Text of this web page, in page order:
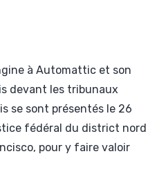
à Automattic et son
devant les tribunaux
se sont présentés le 26
fédéral du district nord
pour y faire valoir